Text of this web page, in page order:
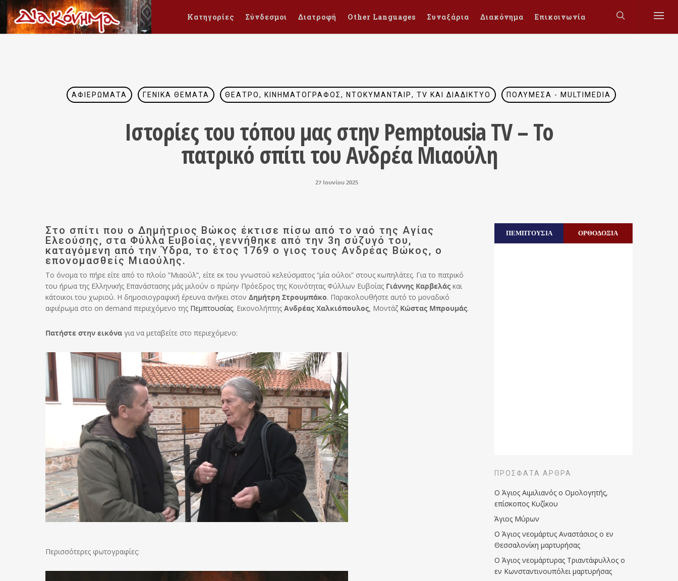
Κατηγορίες Σύνδεσμοι Διατροφή Other Languages Συναξάρια Διακόνημα Επικοινωνία
ΑΦΙΕΡΏΜΑΤΑ ΓΕΝΙΚΆ ΘΈΜΑΤΑ ΘΈΑΤΡΟ, ΚΙΝΗΜΑΤΟΓΡΆΦΟΣ, ΝΤΟΚΥΜΑΝΤΑΊΡ, TV ΚΑΙ ΔΙΑΔΊΚΤΥΟ ΠΟΛΥΜΈΣΑ - MULTIMEDIA
Ιστορίες του τόπου μας στην Pemptousia TV – Το
πατρικό σπίτι του Ανδρέα Μιαούλη
27 Ιουνίου 2025
Στο σπίτι που ο Δημήτριος Βώκος έκτισε πίσω από το ναό της Αγίας
Ελεούσης, στα Φύλλα Ευβοίας, γεννήθηκε από την 3η σύζυγό του,
καταγόμενη από την Ύδρα, το έτος 1769 ο γιος τους Ανδρέας Βώκος, ο
επονομασθείς Μιαούλης.
Το όνομα το πήρε είτε από το πλοίο ”Μιαούλ”, είτε εκ του γνωστού κελεύσματος “μία ούλοι” στους κωπηλάτες. Για το πατρικό
του ήρωα της Ελληνικής Επανάστασης μάς μιλούν ο πρώην Πρόεδρος της Κοινότητας Φύλλων Ευβοίας Γιάννης Καρβελάς και
κάτοικοι του χωριού. Η δημοσιογραφική έρευνα ανήκει στον Δημήτρη Στρουμπάκο. Παρακολουθήστε αυτό το μοναδικό
αφιέρωμα στο on demand περιεχόμενο της Πεμπτουσίας. Εικονολήπτης Ανδρέας Χαλκιόπουλος, Μοντάζ Κώστας Μπρουμάς.
Πατήστε στην εικόνα για να μεταβείτε στο περιεχόμενο:
Περισσότερες φωτογραφίες:
ΠΕΜΠΤΟΥΣΙΑ ΟΡΘΟΔΟΞΙΑ
ΠΡΌΣΦΑΤΑ ΆΡΘΡΑ
Ο Άγιος Αιμιλιανός ο Ομολογητής,
επίσκοπος Κυζίκου
Άγιος Μύρων
Ο Άγιος νεομάρτυς Αναστάσιος ο εν
Θεσσαλονίκη μαρτυρήσας
Ο Άγιος νεομάρτυρας Τριαντάφυλλος ο
εν Κωνσταντινουπόλει μαρτυρήσας